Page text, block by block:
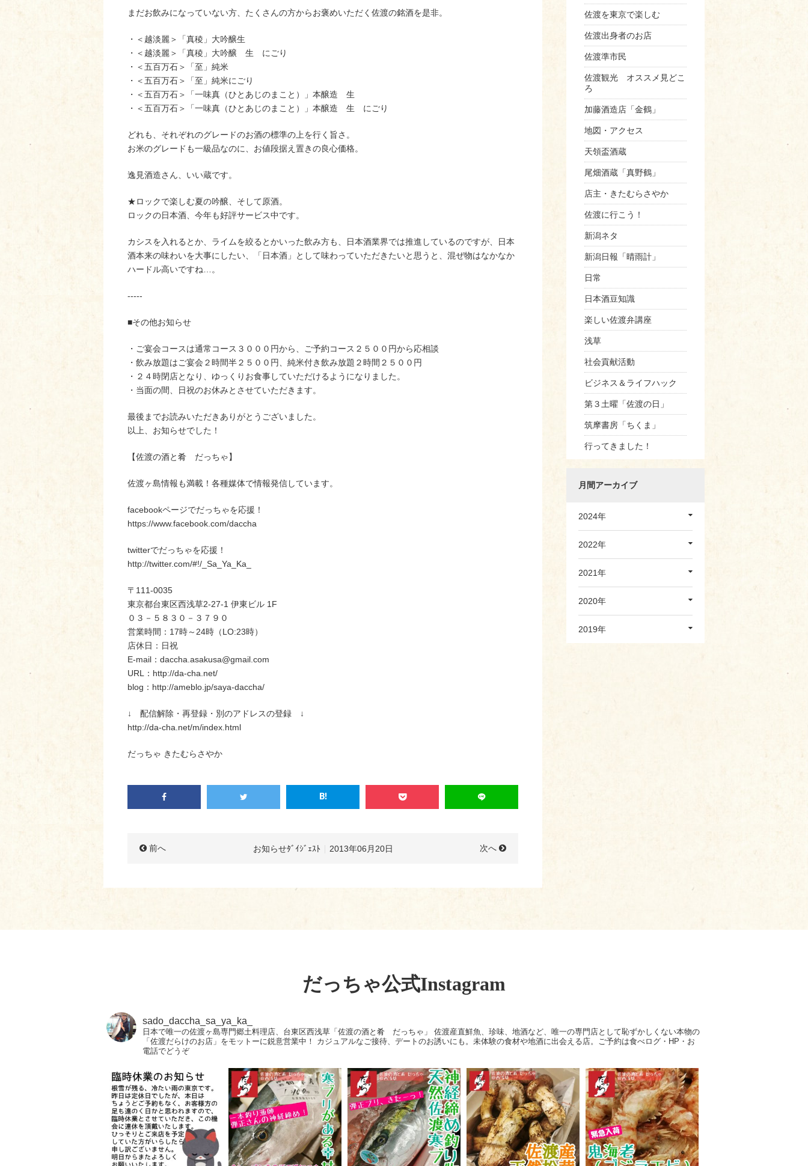
まだお飲みになっていない方、たくさんの方からお褒めいただく佐渡の銘酒を是非。
・＜越淡麗＞「真稜」大吟醸生
・＜越淡麗＞「真稜」大吟醸 生 にごり
・＜五百万石＞「至」純米
・＜五百万石＞「至」純米にごり
・＜五百万石＞「一味真（ひとあじのまこと）」本醸造 生
・＜五百万石＞「一味真（ひとあじのまこと）」本醸造 生 にごり
どれも、それぞれのグレードのお酒の標準の上を行く旨さ。
お米のグレードも一級品なのに、お値段据え置きの良心価格。
逸見酒造さん、いい蔵です。
★ロックで楽しむ夏の吟醸、そして原酒。
ロックの日本酒、今年も好評サービス中です。
カシスを入れるとか、ライムを絞るとかいった飲み方も、日本酒業界では推進しているのですが、日本
酒本来の味わいを大事にしたい、「日本酒」として味わっていただきたいと思うと、混ぜ物はなかなか
ハードル高いですね…。
-----
■その他お知らせ
・ご宴会コースは通常コース３０００円から、ご予約コース２５００円から応相談
・飲み放題はご宴会２時間半２５００円、純米付き飲み放題２時間２５００円
・２４時閉店となり、ゆっくりお食事していただけるようになりました。
・当面の間、日祝のお休みとさせていただきます。
最後までお読みいただきありがとうございました。
以上、お知らせでした！
【佐渡の酒と肴 だっちゃ】
佐渡ヶ島情報も満載！各種媒体で情報発信しています。
facebookページでだっちゃを応援！
https://www.facebook.com/daccha
twitterでだっちゃを応援！
http://twitter.com/#!/_Sa_Ya_Ka_
〒111-0035
東京都台東区西浅草2-27-1 伊東ビル 1F
０３－５８３０－３７９０
営業時間：17時～24時（LO:23時）
店休日：日祝
E-mail：daccha.asakusa@gmail.com
URL：http://da-cha.net/
blog：http://ameblo.jp/saya-daccha/
↓ 配信解除・再登録・別のアドレスの登録 ↓
http://da-cha.net/m/index.html
だっちゃ きたむらさやか
お知らせﾀﾞｲｼﾞｪｽﾄ 2013年06月20日
前へ 次へ
佐渡を東京で楽しむ
佐渡出身者のお店
佐渡準市民
佐渡観光 オススメ見どこ
ろ
加藤酒造店「金鶴」
地図・アクセス
天領盃酒蔵
尾畑酒蔵「真野鶴」
店主・きたむらさやか
佐渡に行こう！
新潟ネタ
新潟日報「晴雨計」
日常
日本酒豆知識
楽しい佐渡弁講座
浅草
社会貢献活動
ビジネス＆ライフハック
第３土曜「佐渡の日」
筑摩書房「ちくま」
行ってきました！
月間アーカイブ
2024年
2022年
2021年
2020年
2019年
だっちゃ公式Instagram
sado_daccha_sa_ya_ka_
日本で唯一の佐渡ヶ島専門郷土料理店、台東区西浅草「佐渡の酒と肴 だっちゃ」
佐渡産直鮮魚、珍味、地酒など、唯一の専門店として恥ずかしくない本物の
「佐渡だらけのお店」をモットーに鋭意営業中！
カジュアルなご接待、デートのお誘いにも。未体験の食材や地酒に出会える店。ご予約は食べログ・HP・お
電話でどうぞ